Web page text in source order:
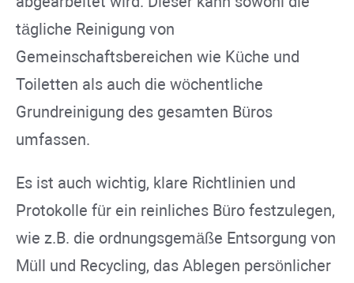
tägliche Reinigung von
Gemeinschaftsbereichen wie Küche und
Toiletten als auch die wöchentliche
Grundreinigung des gesamten Büros
umfassen.
Es ist auch wichtig, klare Richtlinien und
Protokolle für ein reinliches Büro festzulegen,
wie z.B. die ordnungsgemäße Entsorgung von
Müll und Recycling, das Ablegen persönlicher